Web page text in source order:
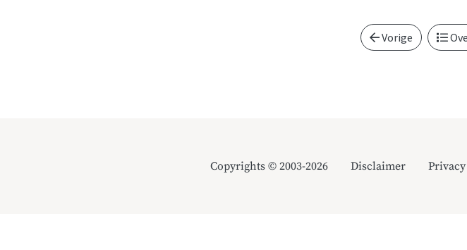
Vorige
Copyrights © 2003-2026 Disclaimer